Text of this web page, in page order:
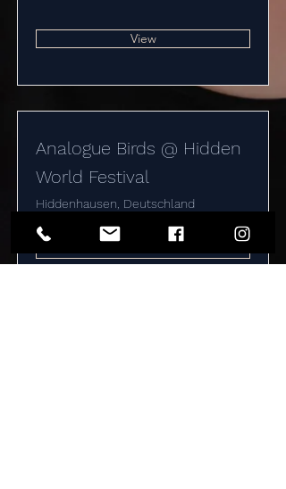
View
Analogue Birds @ Hidden
World Festival
Hiddenhausen, Deutschland